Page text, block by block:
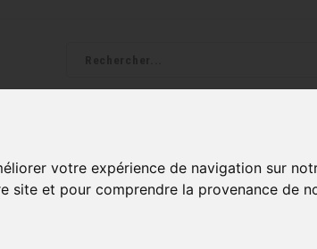
votre expérience de navigation sur
site et pour comprendre la provenance de
et plus*